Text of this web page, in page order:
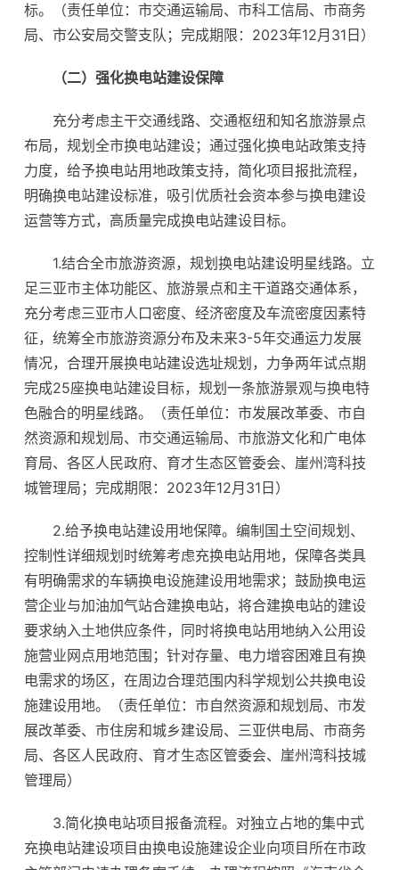
标。（责任单位：市交通运输局、市科工信局、市商务
局、市公安局交警支队；完成期限：2023年12月31日）
（二）强化换电站建设保障
充分考虑主干交通线路、交通枢纽和知名旅游景点
布局，规划全市换电站建设；通过强化换电站政策支持
力度，给予换电站用地政策支持，简化项目报批流程，
明确换电站建设标准，吸引优质社会资本参与换电建设
运营等方式，高质量完成换电站建设目标。
1.结合全市旅游资源，规划换电站建设明星线路。立
足三亚市主体功能区、旅游景点和主干道路交通体系，
充分考虑三亚市人口密度、经济密度及车流密度因素特
征，统筹全市旅游资源分布及未来3-5年交通运力发展
情况，合理开展换电站建设选址规划，力争两年试点期
完成25座换电站建设目标，规划一条旅游景观与换电特
色融合的明星线路。（责任单位：市发展改革委、市自
然资源和规划局、市交通运输局、市旅游文化和广电体
育局、各区人民政府、育才生态区管委会、崖州湾科技
城管理局；完成期限：2023年12月31日）
2.给予换电站建设用地保障。编制国土空间规划、
控制性详细规划时统筹考虑充换电站用地，保障各类具
有明确需求的车辆换电设施建设用地需求；鼓励换电运
营企业与加油加气站合建换电站，将合建换电站的建设
要求纳入土地供应条件，同时将换电站用地纳入公用设
施营业网点用地范围；针对存量、电力增容困难且有换
电需求的场区，在周边合理范围内科学规划公共换电设
施建设用地。（责任单位：市自然资源和规划局、市发
展改革委、市住房和城乡建设局、三亚供电局、市商务
局、各区人民政府、育才生态区管委会、崖州湾科技城
管理局）
3.简化换电站项目报备流程。对独立占地的集中式
充换电站建设项目由换电设施建设企业向项目所在市政